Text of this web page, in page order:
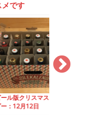
メです
ビール版クリスマス
ダー：12月23日